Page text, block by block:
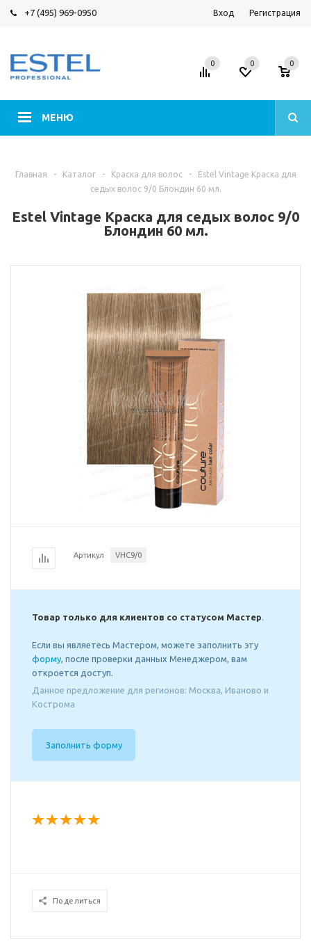
+7 (495) 969-0950 Вход Регистрация
МЕНЮ
0 0 0
Главная - Каталог - Краска для волос -
Estel Vintage Краска для
седых волос 9/0 Блондин 60 мл.
Estel Vintage Краска для седых волос 9/0
Блондин 60 мл.
Артикул VHC9/0
Товар только для клиентов со статусом Мастер.
Если вы являетесь Мастером, можете заполнить эту
форму, после проверки данных Менеджером, вам
откроется доступ.
Данное предложение для регионов: Москва, Иваново и
Кострома
Заполнить форму
Поделиться